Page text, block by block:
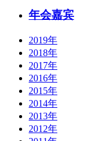
年会嘉宾
2019年
2018年
2017年
2016年
2015年
2014年
2013年
2012年